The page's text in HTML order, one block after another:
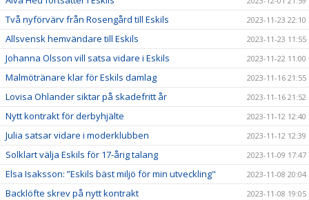
Två nyförvärv från Rosengård till Eskils 2023-11-23 22:10
Allsvensk hemvändare till Eskils 2023-11-23 11:55
Johanna Olsson vill satsa vidare i Eskils 2023-11-22 11:00
Malmötränare klar för Eskils damlag 2023-11-16 21:55
Lovisa Ohlander siktar på skadefritt år 2023-11-16 21:52
Nytt kontrakt för derbyhjälte 2023-11-12 12:40
Julia satsar vidare i moderklubben 2023-11-12 12:39
Solklart välja Eskils för 17-årig talang 2023-11-09 17:47
Elsa Isaksson: ”Eskils bäst miljö för min utveckling" 2023-11-08 20:04
Backlöfte skrev på nytt kontrakt 2023-11-08 19:05